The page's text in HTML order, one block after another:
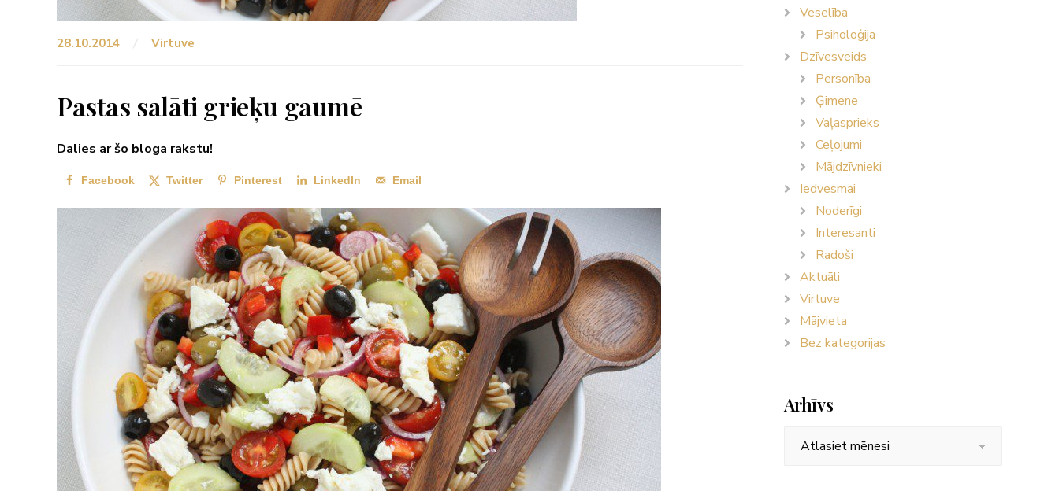
28.10.2014 Virtuve
Pastas salāti grieķu gaumē
Dalies ar šo bloga rakstu!
Facebook Twitter Pinterest LinkedIn Email
Veselība
Psiholoģija
Dzīvesveids
Personība
Ģimene
Vaļasprieks
Ceļojumi
Mājdzīvnieki
Iedvesmai
Noderīgi
Interesanti
Radoši
Aktuāli
Virtuve
Mājvieta
Bez kategorijas
Arhīvs